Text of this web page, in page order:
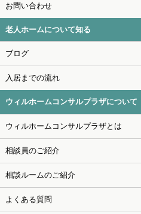
お問い合わせ
老人ホームについて知る
ブログ
入居までの流れ
ウィルホームコンサルプラザについて
ウィルホームコンサルプラザとは
相談員のご紹介
相談ルームのご紹介
よくある質問